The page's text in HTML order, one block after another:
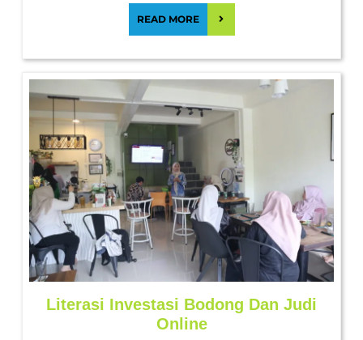
READ MORE
Literasi Investasi Bodong Dan Judi
Online